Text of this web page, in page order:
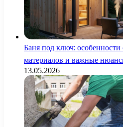
Баня под ключ: особенности
материалов и важные
13.05.2026